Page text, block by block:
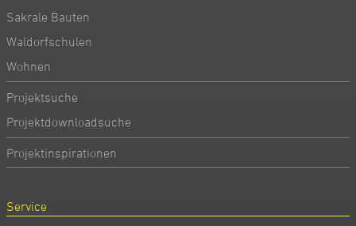
Sakrale Bauten
Waldorfschulen
Wohnen
Projektsuche
Projektdownloadsuche
Projektinspirationen
Service